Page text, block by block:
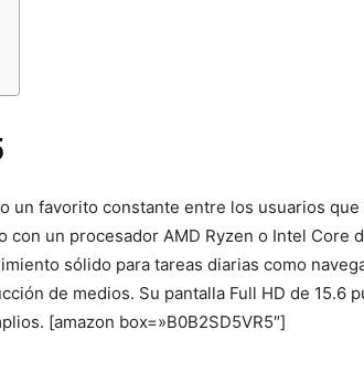
un favorito constante entre los usuarios
con un procesador AMD Ryzen o Intel Core
sólido para tareas diarias como
de medios. Su pantalla Full HD de 15.6
[amazon box=»B0B2SD5VR5″]